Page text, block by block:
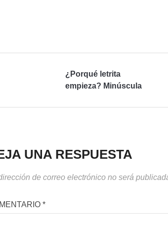
¿Porqué letrita
empieza? Minúscula
UNA RESPUESTA
de correo electrónico no será
*